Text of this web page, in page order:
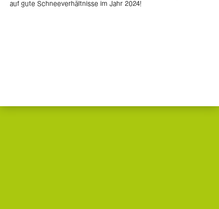
auf gute Schneeverhältnisse im Jahr 2024!